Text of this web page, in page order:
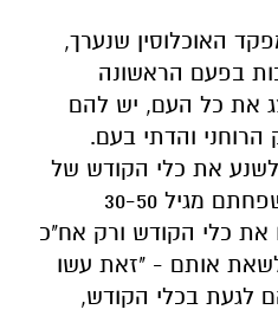
האוכלוסין שנערך,
בפעם הראשונה
את כל העם, יש להם
והדתי בעם.
את כלי הקודש של
המשכן, וכל הגברים במשפחתם מגיל 30-50
את כלי הקודש ורק אח"כ
אותם - "זאת עשו
לגעת בכלי הקודש,